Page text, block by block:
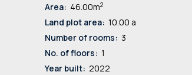
Area: 46.00m2
Land plot area: 10.00 a
Number of rooms: 3
No. of floors: 1
Year built: 2022